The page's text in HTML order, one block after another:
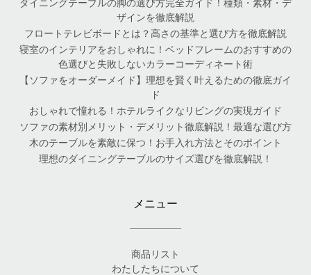
ダイニングテーブルの脚の選び方完全ガイド！種類・素材・デ
ザインを徹底解説
フロートテレビボードとは？高さの基準と選び方を徹底解説
寝室のインテリアをおしゃれに！ベッドフレームのおすすめの
色選びと失敗しないカラーコーディネート術
【ソファをオーダーメイド】理想を賢く叶えるための徹底ガイ
ド
おしゃれで憧れる！ホテルライクなリビングの実現ガイド
ソファの素材別メリット・デメリット徹底解説！最適な選び方
木のテーブルを素敵に保つ！お手入れ方法とそのポイント
理想のダイニングテーブルのサイズ選びを徹底解説！
メニュー
商品リスト
わたしたちについて